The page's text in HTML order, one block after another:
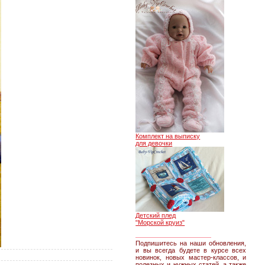
Комплект на выписку
для девочки
Детский плед
"Морской круиз"
Подпишитесь на наши обновления,
и вы всегда будете в курсе всех
новинок, новых мастер-классов, и